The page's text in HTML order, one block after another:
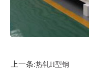
上一条:热轧H型钢